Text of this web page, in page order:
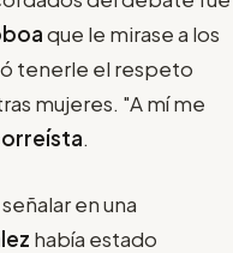
que le mirase a los
tenerle el respeto
mujeres. "A mí me
.
en una
había estado